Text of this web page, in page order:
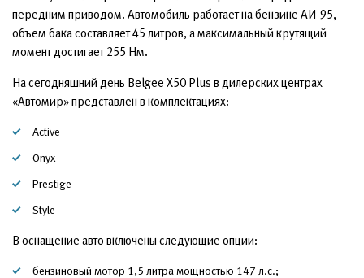
передним приводом. Автомобиль работает на бензине АИ-95,
объем бака составляет 45 литров, а максимальный крутящий
момент достигает 255 Нм.
На сегодняшний день Belgee X50 Plus в дилерских центрах
«Автомир» представлен в комплектациях:
Active
Onyx
Prestige
Style
В оснащение авто включены следующие опции:
бензиновый мотор 1,5 литра мощностью 147 л.с.;